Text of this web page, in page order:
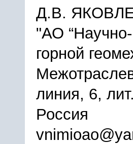
Д.В.
"АО “Научно-
горной
линия, 6,
Россия